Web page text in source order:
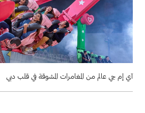
آي إم جي عالم من المغامرات المشوقة في قلب دبي